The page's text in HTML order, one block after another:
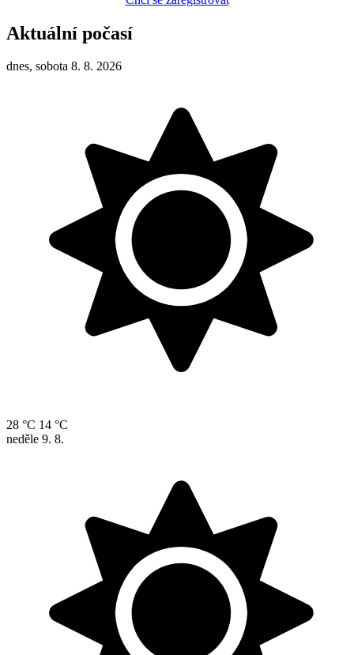
Aktuální počasí
dnes, sobota 8. 8. 2026
28 °C 14 °C
neděle 9. 8.